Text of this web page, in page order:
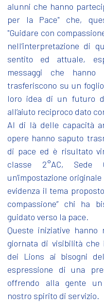
alunni che hanno
per la Pace" che,
"Guidare con
nell’interpretazione di
sentito ed attuale,
messaggi che
trasferiscono su un
loro idea di un futuro
all’aiuto reciproco dato
Al di là delle capacità
opere hanno saputo
di pace ed è risultato
classe 2°AC, Sede
un’impostazione
evidenza il tema
compassione” chi ha
guidato verso la pace.
Queste iniziative
giornata di visibilità che
dei Lions ai bisogni
espressione di una
offrendo alla gente
nostro spirito di servizio.